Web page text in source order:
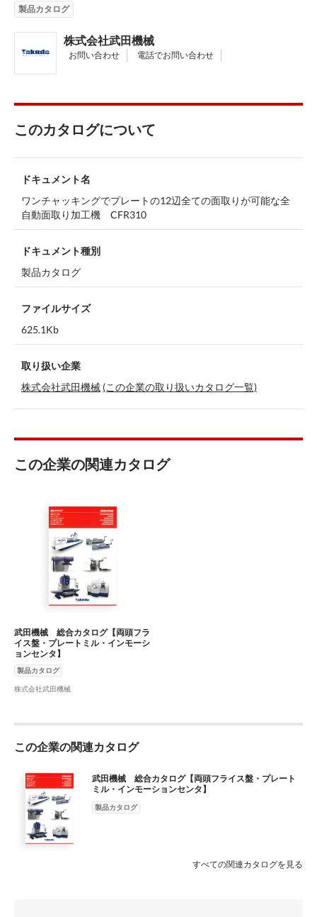
製品カタログ
株式会社武田機械
お問い合わせ 電話でお問い合わせ
このカタログについて
ドキュメント名
ワンチャッキングでプレートの12辺全ての面取りが可能な全
自動面取り加工機 CFR310
ドキュメント種別
製品カタログ
ファイルサイズ
625.1Kb
取り扱い企業
株式会社武田機械 (この企業の取り扱いカタログ一覧)
この企業の関連カタログ
武田機械 総合カタログ【両頭フラ
イス盤・プレートミル・インモーシ
ョンセンタ】
製品カタログ
株式会社武田機械
この企業の関連カタログ
武田機械 総合カタログ【両頭フライス盤・プレート
ミル・インモーションセンタ】
製品カタログ
すべての関連カタログを見る